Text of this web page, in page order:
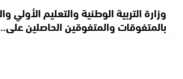
وزارة التربية الوطنية والتعليم الأولي
بالمتفوقات والمتفوقين الحاصلين